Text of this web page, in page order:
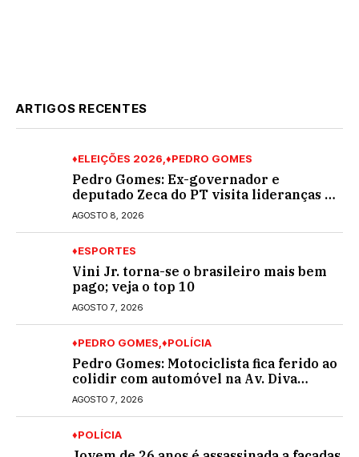
ARTIGOS RECENTES
♦ELEIÇÕES 2026 ♦PEDRO GOMES
Pedro Gomes: Ex-governador e
deputado Zeca do PT visita lideranças do
partido na cidade; buscará a reeleição
AGOSTO 8, 2026
♦ESPORTES
Vini Jr. torna-se o brasileiro mais bem
pago; veja o top 10
AGOSTO 7, 2026
♦PEDRO GOMES ♦POLÍCIA
Pedro Gomes: Motociclista fica ferido ao
colidir com automóvel na Av. Diva
Araújo; ele não tinha CNH
AGOSTO 7, 2026
♦POLÍCIA